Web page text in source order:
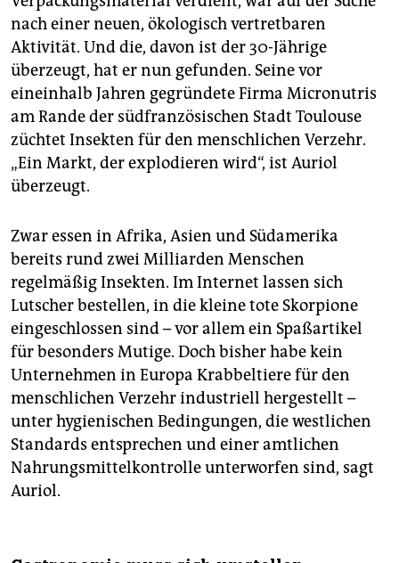
nach einer neuen, ökologisch vertretbaren
Aktivität. Und die, davon ist der 30-Jährige
überzeugt, hat er nun gefunden. Seine vor
eineinhalb Jahren gegründete Firma Micronutris
am Rande der südfranzösischen Stadt Toulouse
züchtet Insekten für den menschlichen Verzehr.
„Ein Markt, der explodieren wird“, ist Auriol
überzeugt.
Zwar essen in Afrika, Asien und Südamerika
bereits rund zwei Milliarden Menschen
regelmäßig Insekten. Im Internet lassen sich
Lutscher bestellen, in die kleine tote Skorpione
eingeschlossen sind – vor allem ein Spaßartikel
für besonders Mutige. Doch bisher habe kein
Unternehmen in Europa Krabbeltiere für den
menschlichen Verzehr industriell hergestellt –
unter hygienischen Bedingungen, die westlichen
Standards entsprechen und einer amtlichen
Nahrungsmittelkontrolle unterworfen sind, sagt
Auriol.